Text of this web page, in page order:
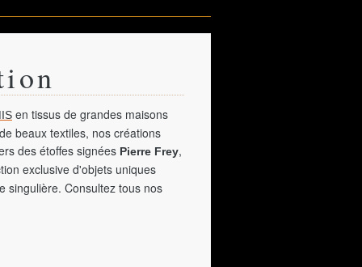
en tissus de grandes maisons
beaux textiles, nos créations
des étoffes signées Pierre Frey,
exclusive d'objets uniques
singulière. Consultez tous nos